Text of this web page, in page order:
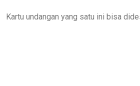
Kartu undangan yang satu ini bisa